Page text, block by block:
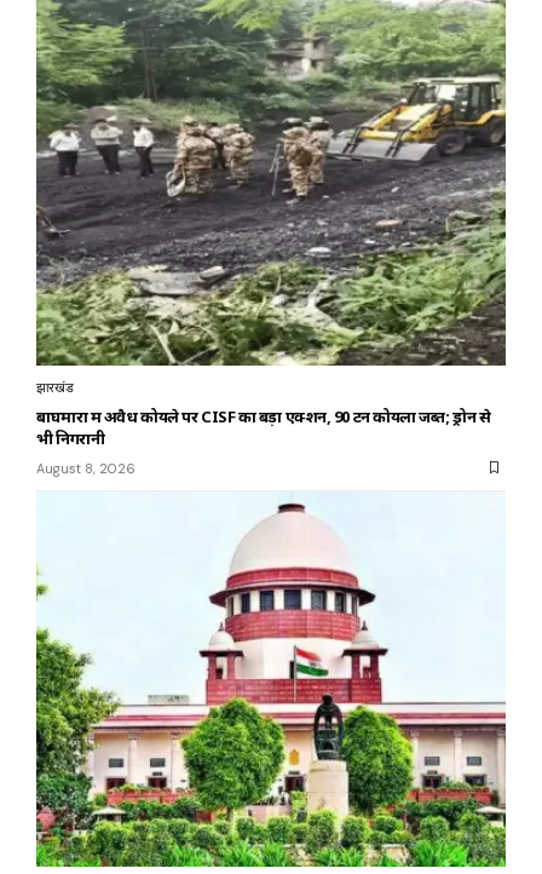
झारखंड
बाघमारा में अवैध कोयले पर CISF का बड़ा एक्शन, 90 टन कोयला जब्त; ड्रोन से
भी निगरानी
August 8, 2026